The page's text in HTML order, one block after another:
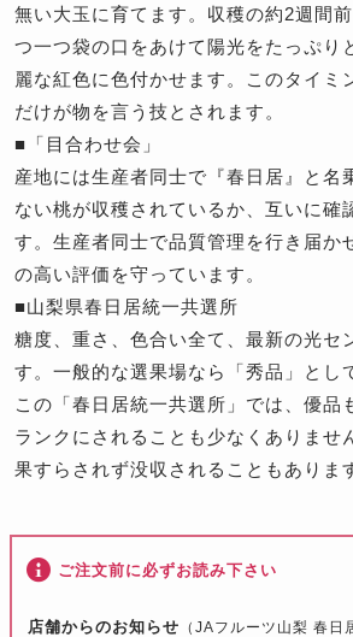
無い大玉に育てます。収穫の約2週間
つ一つ袋の口をあけて陽光をたっぷり
麗な紅色に色付かせます。このタイミ
だけが物を言う技とされます。
■「目合わせ会」
産地には生産者同士で『春日居』と名
ない桃が収穫されているか、互いに確
す。生産者同士で品質管理を行き届か
の高い評価を守っています。
■山梨県春日居統一共選所
糖度、重さ、色合い全て、最新の光セ
す。一般的な選果場なら「秀品」とし
この「春日居統一共選所」では、優品
ランクにされることも少なくありませ
果すらされず没収されることもありま
ご注文前に必ずお読み下さい
店舗からのお知らせ （JAフルーツ山梨 春日